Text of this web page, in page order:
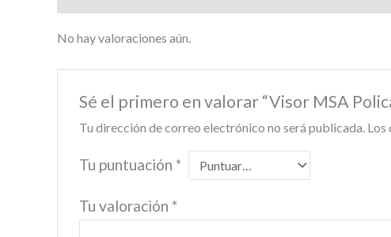
No hay valoraciones aún.
Sé el primero en valorar “Visor MSA
Tu dirección de correo electrónico no será publicada. Los
Tu puntuación *
Tu valoración *